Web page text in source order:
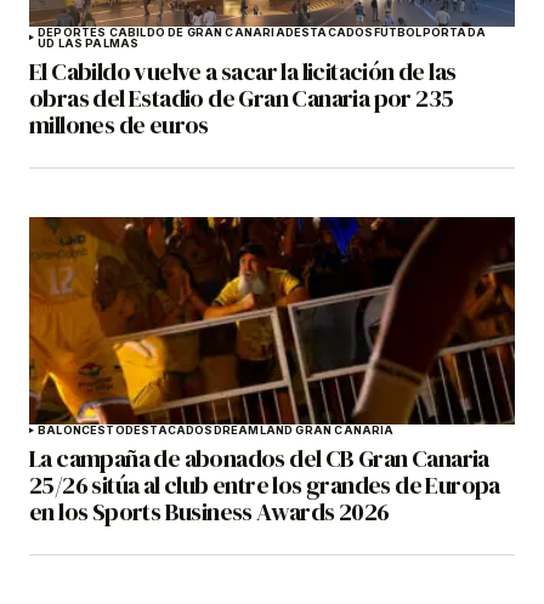
DEPORTES CABILDO DE GRAN CANARIADESTACADOSFÚTBOLPORTADA
UD LAS PALMAS
El Cabildo vuelve a sacar la licitación de las
obras del Estadio de Gran Canaria por 235
millones de euros
BALONCESTODESTACADOSDREAMLAND GRAN CANARIA
La campaña de abonados del CB Gran Canaria
25/26 sitúa al club entre los grandes de Europa
en los Sports Business Awards 2026